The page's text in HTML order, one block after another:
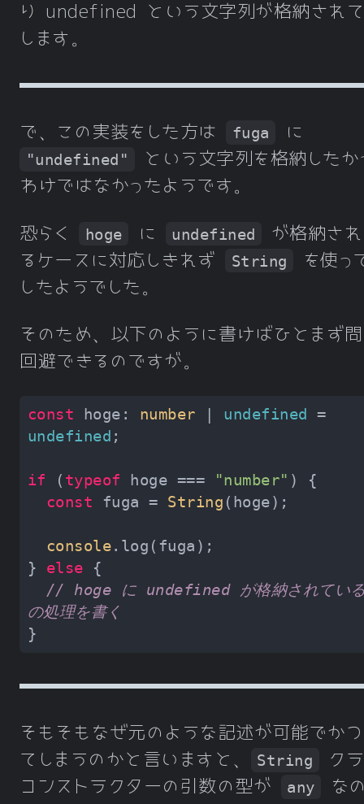
り undefined という文字列が格納されて
します。
で、この実装をした方は fuga
に
"undefined"
という文字列を格納したか
わけではなかったようです。
恐らく hoge に undefined
が格納さ
るケースに対応しきれず
String
を使っ
したようでした。
そのため、以下のように書けばひとまず
回避できるのですが。
const hoge: number | undefined
undefined
if ( typeof hoge === "number"
const fuga = String
console
} else
// hoge に undefined が格納されてい
の処理を書く
そもそもなぜ元のような記述が可能でかつ
てしまうのかと言いますと、
String
ク
コンストラクターの引数の型が
any
な